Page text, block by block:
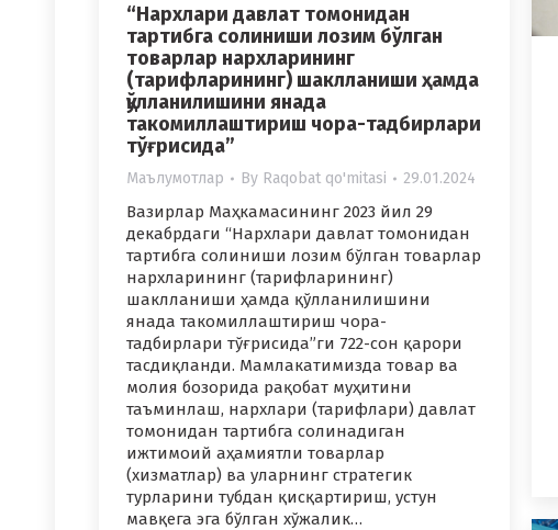
“Нархлари давлат томонидан
тартибга солиниши лозим бўлган
товарлар нархларининг
(тарифларининг) шаклланиши ҳамда
қўлланилишини янада
такомиллаштириш чора-тадбирлари
тўғрисида”
Маълумотлар By Raqobat qo'mitasi 29.01.2024
Вазирлар Маҳкамасининг 2023 йил 29
декабрдаги “Нархлари давлат томонидан
тартибга солиниши лозим бўлган товарлар
нархларининг (тарифларининг)
шаклланиши ҳамда қўлланилишини
янада такомиллаштириш чора-
тадбирлари тўғрисида”ги 722-сон қарори
тасдиқланди. Мамлакатимизда товар ва
молия бозорида рақобат муҳитини
таъминлаш, нархлари (тарифлари) давлат
томонидан тартибга солинадиган
ижтимоий аҳамиятли товарлар
(хизматлар) ва уларнинг стратегик
турларини тубдан қисқартириш, устун
мавқега эга бўлган хўжалик…